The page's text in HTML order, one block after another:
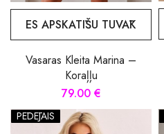
ES APSKATĪŠU TUVĀK
Vasaras Kleita Marina –
Koraļļu
79.00 €
PĒDĒJAIS